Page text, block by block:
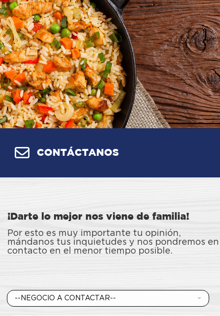
CONTÁCTANOS
¡Darte lo mejor nos viene de familia!
Por esto es muy importante tu opinión,
mándanos tus inquietudes y nos pondremos en
contacto en el menor tiempo posible.